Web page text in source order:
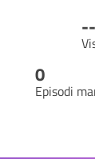
--
0
Episodi